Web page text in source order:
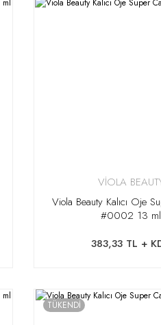
VİOLA
Viola Beauty Kalıcı Oje
#0002 13 ml
383,33 TL +
TÜKENDİ